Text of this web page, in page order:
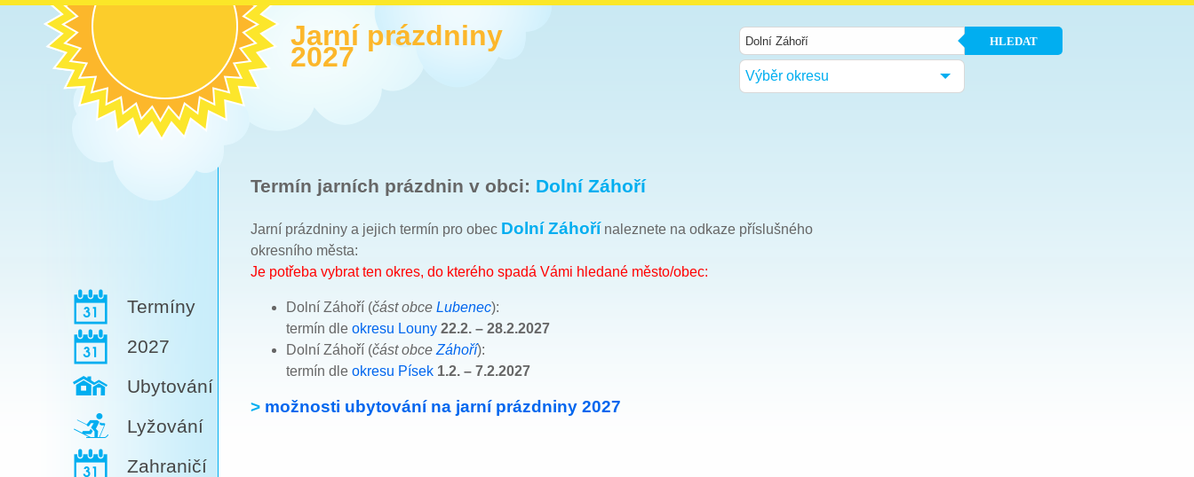
Jarní prázdniny
2027 HLEDAT
Výběr okresu
Termíny
2027
Ubytování
Lyžování
Zahraničí
Termín jarních prázdnin v obci: Dolní Záhoří
Jarní prázdniny a jejich termín pro obec Dolní Záhoří naleznete na odkaze příslušného
okresního města:
Je potřeba vybrat ten okres, do kterého spadá Vámi hledané město/obec:
Dolní Záhoří (část obce Lubenec):
termín dle okresu Louny 22.2. – 28.2.2027
Dolní Záhoří (část obce Záhoří):
termín dle okresu Písek 1.2. – 7.2.2027
> možnosti ubytování na jarní prázdniny 2027